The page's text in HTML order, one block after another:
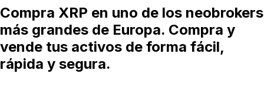
Compra XRP en uno de los neobrokers
más grandes de Europa. Compra y
vende tus activos de forma fácil,
rápida y segura.